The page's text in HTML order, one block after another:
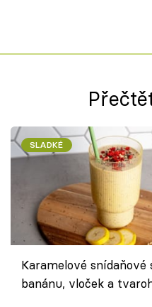
SLADKÉ
Karamelové snídaňové
banánu, vloček a